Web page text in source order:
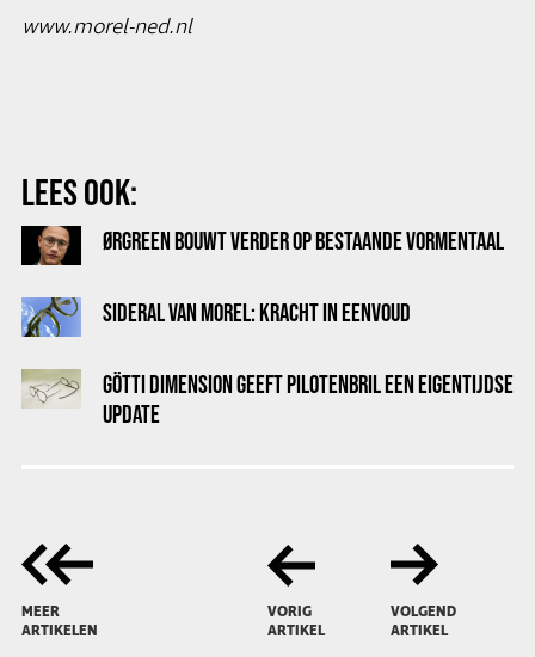
www.morel-ned.nl
LEES OOK:
ØRGREEN BOUWT VERDER OP BESTAANDE VORMENTAAL
SIDERAL VAN MOREL: KRACHT IN EENVOUD
GÖTTI DIMENSION GEEFT PILOTENBRIL EEN EIGENTIJDSE
UPDATE
MEER
ARTIKELEN
VORIG
ARTIKEL
VOLGEND
ARTIKEL